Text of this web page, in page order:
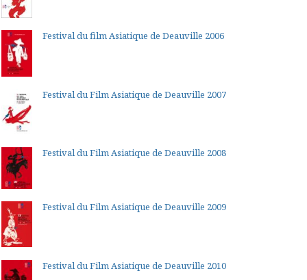
Festival du film Asiatique de Deauville 2006
Festival du Film Asiatique de Deauville 2007
Festival du Film Asiatique de Deauville 2008
Festival du Film Asiatique de Deauville 2009
Festival du Film Asiatique de Deauville 2010